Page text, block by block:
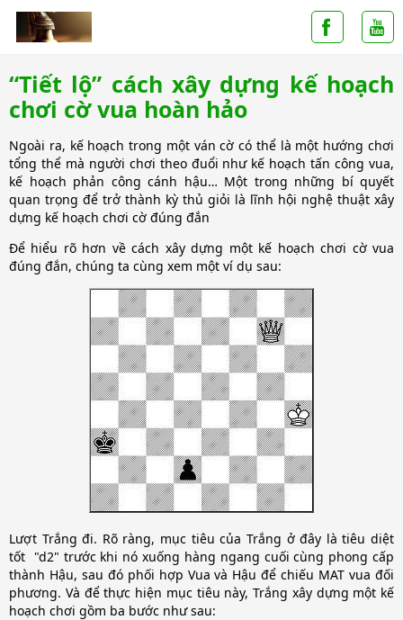
“Tiết lộ” cách xây dựng kế hoạch
chơi cờ vua hoàn hảo
Ngoài ra, kế hoạch trong một ván cờ có thể là một hướng chơi
tổng thể mà người chơi theo đuổi như kế hoạch tấn công vua,
kế hoạch phản công cánh hậu… Một trong những bí quyết
quan trọng để trở thành kỳ thủ giỏi là lĩnh hội nghệ thuật xây
dựng kế hoạch chơi cờ đúng đắn
Để hiểu rõ hơn về cách xây dựng một kế hoạch chơi cờ vua
đúng đắn, chúng ta cùng xem một ví dụ sau:
Lượt Trắng đi. Rõ ràng, mục tiêu của Trắng ở đây là tiêu diệt
tốt "d2" trước khi nó xuống hàng ngang cuối cùng phong cấp
thành Hậu, sau đó phối hợp Vua và Hậu để chiếu MAT vua đối
phương. Và để thực hiện mục tiêu này, Trắng xây dựng một kế
hoạch chơi gồm ba bước như sau: